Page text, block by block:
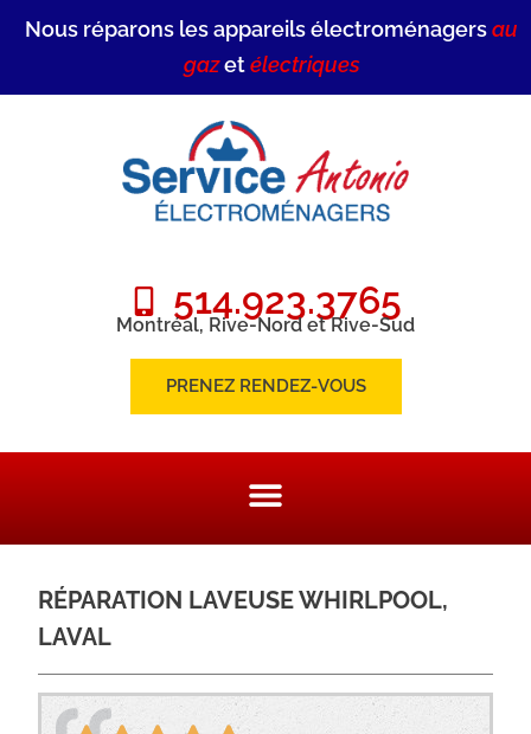
Nous réparons les appareils électroménagersau
gazetélectriques
514.923.3765
Montréal, Rive-Nord et Rive-Sud
PRENEZ RENDEZ-VOUS
RÉPARATION LAVEUSE WHIRLPOOL,
LAVAL